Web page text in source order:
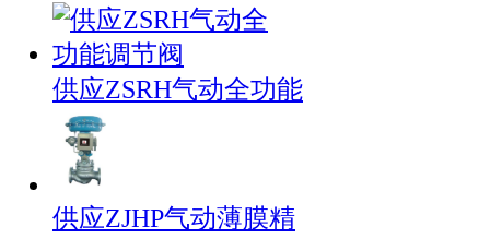
供应ZSRH气动全功能
供应ZJHP气动薄膜精